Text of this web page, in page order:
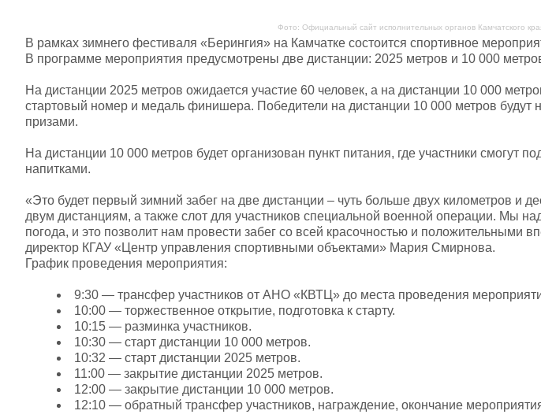
Фото: Официальный сайт исполнительных органов Камчатского
В рамках зимнего фестиваля «Берингия» на Камчатке состоится спортивное
В программе мероприятия предусмотрены две дистанции: 2025 метров и 10 000
На дистанции 2025 метров ожидается участие 60 человек, а на дистанции 10 000
стартовый номер и медаль финишера. Победители на дистанции 10 000 метров
призами.
На дистанции 10 000 метров будет организован пункт питания, где участники смогут
напитками.
«Это будет первый зимний забег на две дистанции – чуть больше двух километров и
двум дистанциям, а также слот для участников специальной военной операции. Мы
погода, и это позволит нам провести забег со всей красочностью и положительными
директор КГАУ «Центр управления спортивными объектами» Мария Смирнова.
График проведения мероприятия:
9:30 — трансфер участников от АНО «КВТЦ» до места проведения
10:00 — торжественное открытие, подготовка к старту.
10:15 — разминка участников.
10:30 — старт дистанции 10 000 метров.
10:32 — старт дистанции 2025 метров.
11:00 — закрытие дистанции 2025 метров.
12:00 — закрытие дистанции 10 000 метров.
12:10 — обратный трансфер участников, награждение, окончание